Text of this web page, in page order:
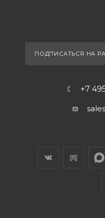
ПОДПИСАТЬСЯ НА
+7